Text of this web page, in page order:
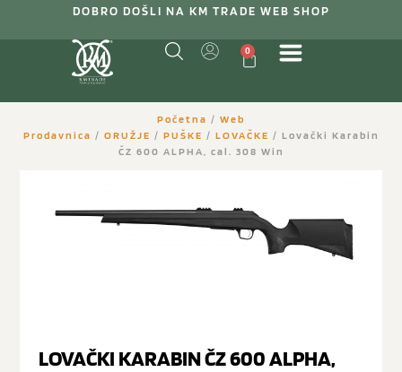
DOBRO DOŠLI NA KM TRADE WEB SHOP
0
Početna / Web
Prodavnica / ORUŽJE / PUŠKE / LOVAČKE / Lovački Karabin
ČZ 600 ALPHA, cal. 308 Win
LOVAČKI KARABIN ČZ 600 ALPHA,